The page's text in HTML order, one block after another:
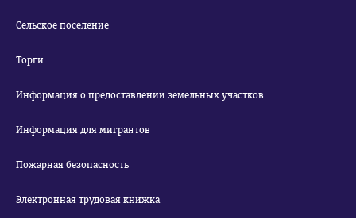
Сельское поселение
Торги
Информация о предоставлении земельных участков
Информация для мигрантов
Пожарная безопасность
Электронная трудовая книжка